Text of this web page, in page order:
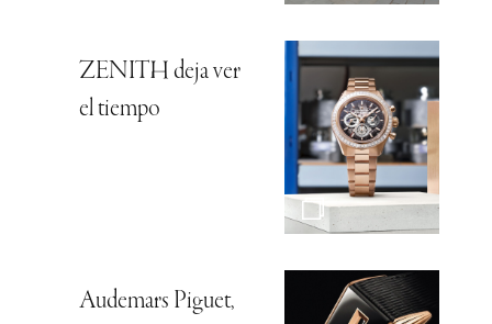
ZENITH deja ver
el tiempo
Audemars Piguet,